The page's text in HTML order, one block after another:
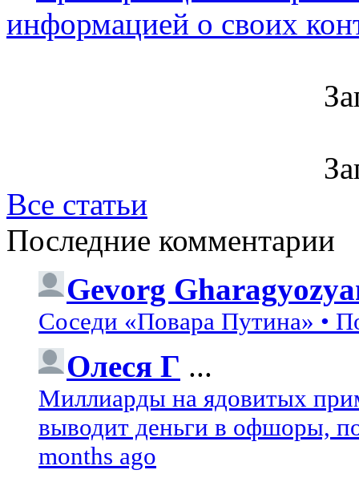
информацией о своих
Все статьи
Последние комментарии
Gevorg
Соседи «Повара Путина» •
Олеся Г ...
Миллиарды на ядовитых
выводит деньги в офшоры,
months ago